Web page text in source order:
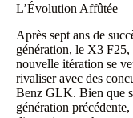
L’Évolution Affûtée
Après sept ans de
génération, le X3
nouvelle itération se
rivaliser avec des
Benz GLK. Bien que
génération